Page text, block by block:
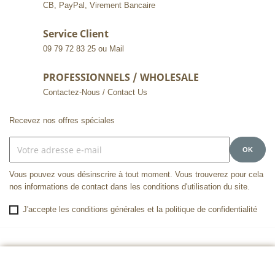
CB, PayPal, Virement Bancaire
Service Client
09 79 72 83 25 ou Mail
PROFESSIONNELS / WHOLESALE
Contactez-Nous / Contact Us
Recevez nos offres spéciales
Vous pouvez vous désinscrire à tout moment. Vous trouverez pour cela
nos informations de contact dans les conditions d'utilisation du site.
J'accepte les conditions générales et la politique de confidentialité